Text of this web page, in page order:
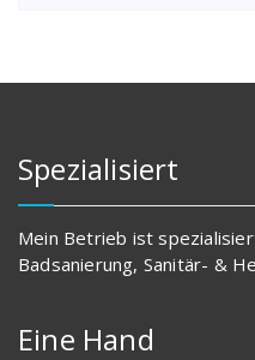
Spezialisiert
Mein Betrieb ist
Badsanierung, Sanitär- &
Eine Hand